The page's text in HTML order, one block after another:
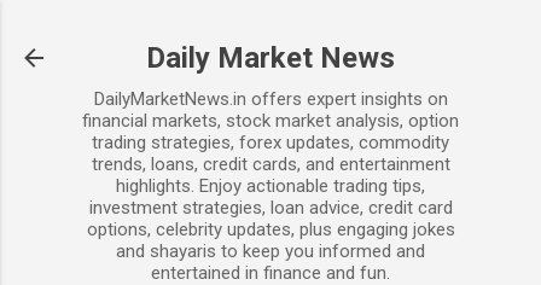
Daily Market News
DailyMarketNews.in offers expert insights on
financial markets, stock market analysis, option
trading strategies, forex updates, commodity
trends, loans, credit cards, and entertainment
highlights. Enjoy actionable trading tips,
investment strategies, loan advice, credit card
options, celebrity updates, plus engaging jokes
and shayaris to keep you informed and
entertained in finance and fun.